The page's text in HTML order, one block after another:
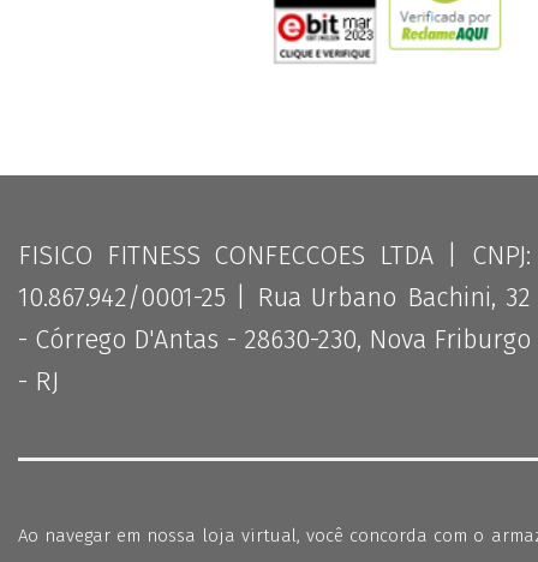
FISICO FITNESS CONFECCOES LTDA | CNPJ:
10.867.942/0001-25 | Rua Urbano Bachini, 32
- Córrego D'Antas - 28630-230, Nova Friburgo
- RJ
Ao navegar em nossa loja virtual, você concorda com o